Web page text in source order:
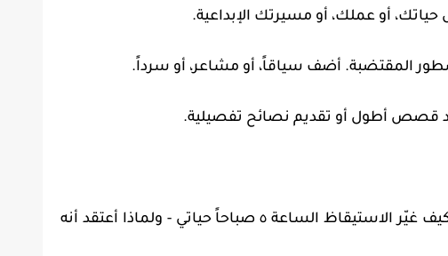
أو عملك، أو مسيرتك الإبداعية.
المقتضبة. أضف سياقاً، أو مشاعر، أو سرداً.
قصص أطول أو تقديم نصائح تفصيلية.
بدلاً من نشر "روتيني الصباحي"، جرّب "كيف غيّر الاستيقاظ الساعة ٥ صباحاً حياتي - ولماذا أعتقد أنه